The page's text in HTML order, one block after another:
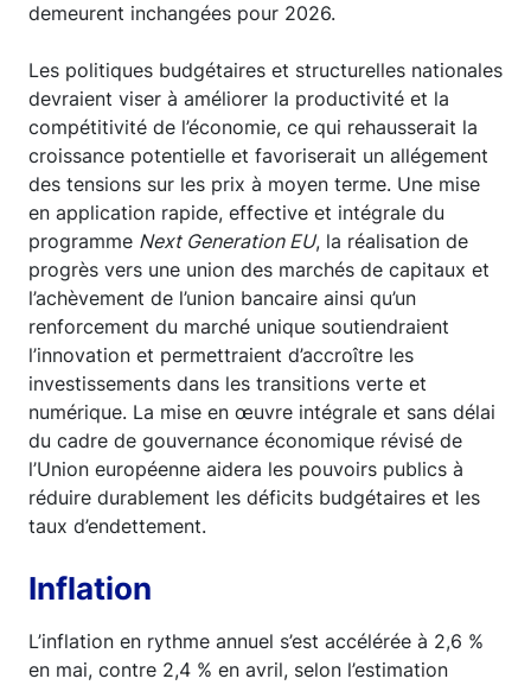
demeurent inchangées pour 2026.
Les politiques budgétaires et structurelles nationales
devraient viser à améliorer la productivité et la
compétitivité de l’économie, ce qui rehausserait la
croissance potentielle et favoriserait un allégement
des tensions sur les prix à moyen terme. Une mise
en application rapide, effective et intégrale du
programme Next Generation EU, la réalisation de
progrès vers une union des marchés de capitaux et
l’achèvement de l’union bancaire ainsi qu’un
renforcement du marché unique soutiendraient
l’innovation et permettraient d’accroître les
investissements dans les transitions verte et
numérique. La mise en œuvre intégrale et sans délai
du cadre de gouvernance économique révisé de
l’Union européenne aidera les pouvoirs publics à
réduire durablement les déficits budgétaires et les
taux d’endettement.
Inflation
L’inflation en rythme annuel s’est accélérée à 2,6 %
en mai, contre 2,4 % en avril, selon l’estimation